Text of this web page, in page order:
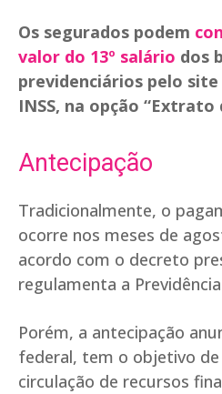
Os segurados podem
valor do 13º salário dos
previdenciários pelo
INSS, na opção
Antecipação
Tradicionalmente, o
ocorre nos meses de
acordo com o decreto
regulamenta a
Porém, a antecipação
federal, tem o objetivo
circulação de recursos